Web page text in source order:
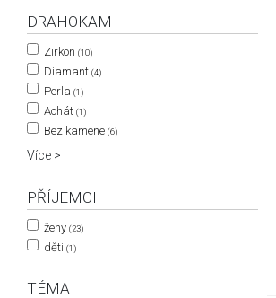
DRAHOKAM
Zirkon (10)
Diamant (4)
Perla (1)
Achát (1)
Bez kamene (6)
Více >
PŘÍJEMCI
ženy (23)
děti (1)
TÉMA